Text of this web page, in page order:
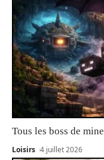
Tous les boss de
Loisirs 4 juillet 2026